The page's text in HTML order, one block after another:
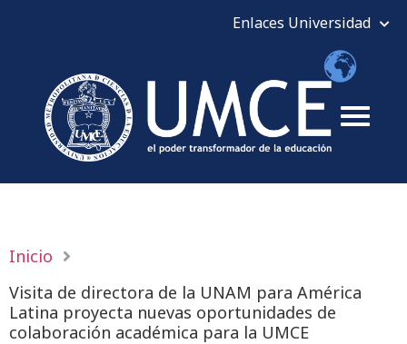
Inicio
Visita de directora de la UNAM para América
Latina proyecta nuevas oportunidades de
colaboración académica para la UMCE